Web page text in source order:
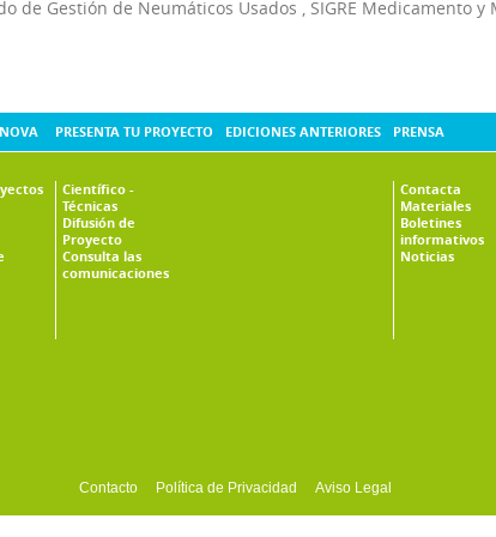
de Gestión de Neumáticos Usados SIGRE Medicamento
PRESENTA TU PROYECTO
Científico -
Técnicas
Difusión de
Proyecto
Consulta las
comunicaciones
EDICIONES ANTERIORES PRENSA
Contacta
Materiales
Boletines
informativos
Noticias
Contacto Política de Privacidad Aviso Legal